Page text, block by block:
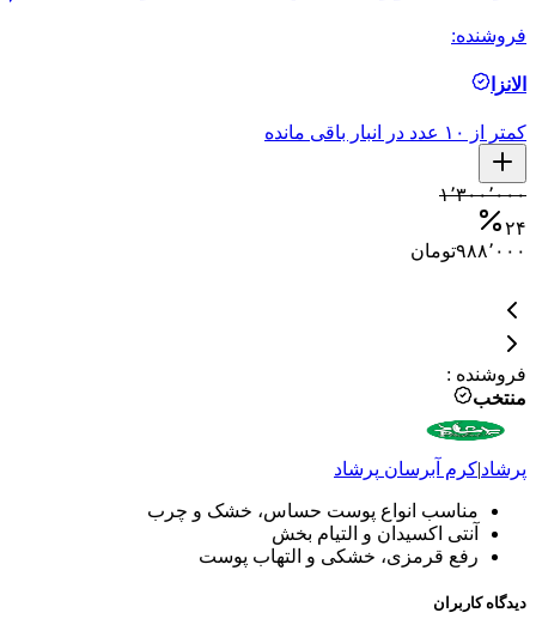
فروشنده:
الانزا
کمتر از ۱۰ عدد در انبار باقی مانده
۱٬۳۰۰٬۰۰۰
۲۴
۹۸۸٬۰۰۰تومان
فروشنده :
منتخب
پرشاد|کرم آبرسان پرشاد
مناسب انواع پوست حساس، خشک و چرب
آنتی اکسیدان و التیام بخش
رفع قرمزی، خشکی و التهاب پوست
دیدگاه کاربران